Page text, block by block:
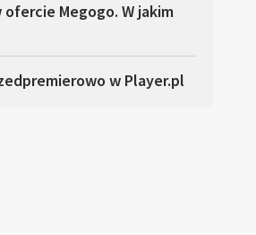
Megogo. W jakim
w Player.pl